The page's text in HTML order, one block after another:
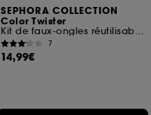
SEPHORA COLLECTION
Color Twister
Kit de faux-ongles réutilisables et pads adhésifs
7
14,99€